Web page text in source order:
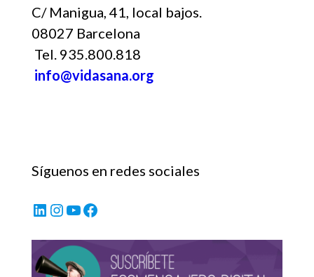
C/ Manigua, 41, local bajos.
08027 Barcelona
Tel. 935.800.818
info@vidasana.org
Síguenos en redes sociales
LinkedIn
Instagram
YouTube
Facebook